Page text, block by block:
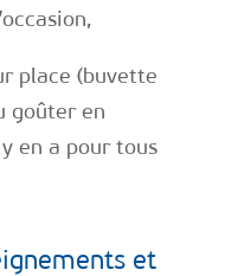
place (buvette
goûter en
en a pour tous
et